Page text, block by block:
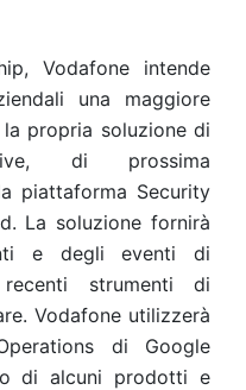
Vodafone intende
una maggiore
propria soluzione di
di prossima
piattaforma Security
La soluzione fornirà
e degli eventi di
strumenti di
Vodafone utilizzerà
di Google
di alcuni prodotti e